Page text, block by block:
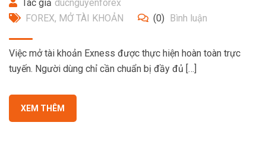
Tác giả ducnguyenforex
FOREX, MỞ TÀI KHOẢN (0) Bình luận
Việc mở tài khoản Exness được thực hiện hoàn toàn trực
tuyến. Người dùng chỉ cần chuẩn bị đầy đủ […]
XEM THÊM